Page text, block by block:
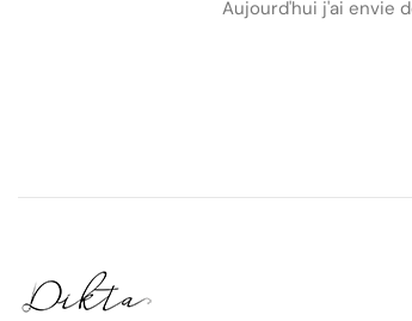
Aujourd'hui j'ai envie